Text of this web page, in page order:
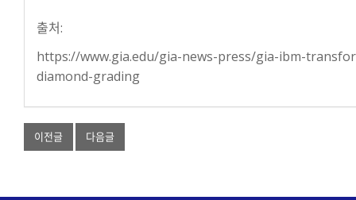
출처:
https://www.gia.edu/gia-news-press/gia-ibm-
diamond-grading
이전글 다음글